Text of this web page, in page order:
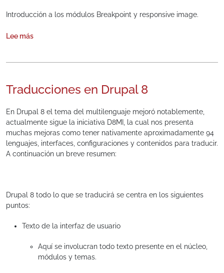
Introducción a los módulos Breakpoint y responsive image.
Lee más
sobre Imágenes responsive en Drupal 8
Traducciones en Drupal 8
En Drupal 8 el tema del multilenguaje mejoró notablemente,
actualmente sigue la iniciativa D8MI, la cual nos presenta
muchas mejoras como tener nativamente aproximadamente 94
lenguajes, interfaces, configuraciones y contenidos para traducir.
A continuación un breve resumen:
Drupal 8 todo lo que se traducirá se centra en los siguientes
puntos:
Texto de la interfaz de usuario
Aquí se involucran todo texto presente en el núcleo,
módulos y temas.